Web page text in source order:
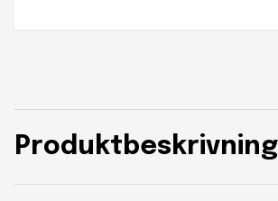
Produktbeskrivning